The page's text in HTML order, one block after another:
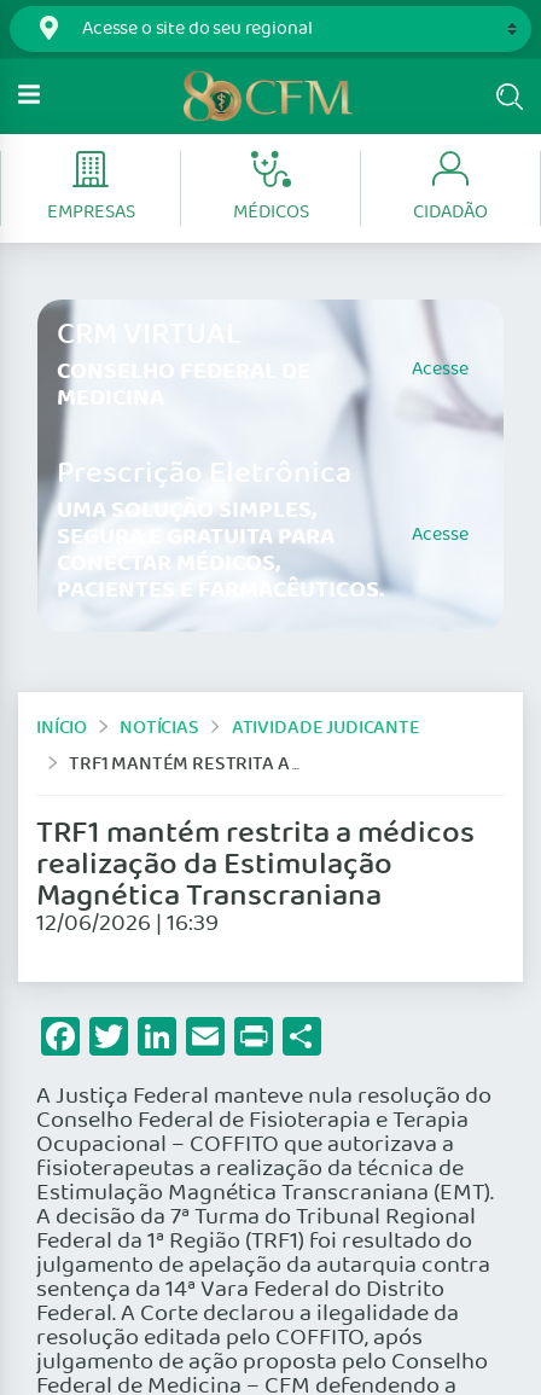
EMPRESAS MÉDICOS CIDADÃO
CRM VIRTUAL
CONSELHO FEDERAL DE
MEDICINA
Acesse
Prescrição Eletrônica
UMA SOLUÇÃO SIMPLES,
SEGURA E GRATUITA PARA
CONECTAR MÉDICOS,
PACIENTES E FARMACÊUTICOS.
Acesse
INÍCIO NOTÍCIAS
ATIVIDADE JUDICANTE
TRF1 MANTÉM RESTRITA A MÉDICOS REALIZAÇÃO DA ESTIMULAÇÃO MAGNÉTICA TRANSCRANIANA
TRF1 mantém restrita a médicos
realização da Estimulação
Magnética Transcraniana
12/06/2026 | 16:39
Facebook
Twitter
LinkedIn
Email
Print
A Justiça Federal manteve nula resolução do
Conselho Federal de Fisioterapia e Terapia
Ocupacional – COFFITO que autorizava a
fisioterapeutas a realização da técnica de
Estimulação Magnética Transcraniana (EMT).
A decisão da 7ª Turma do Tribunal Regional
Federal da 1ª Região (TRF1) foi resultado do
julgamento de apelação da autarquia contra
sentença da 14ª Vara Federal do Distrito
Federal. A Corte declarou a ilegalidade da
resolução editada pelo COFFITO, após
julgamento de ação proposta pelo Conselho
Federal de Medicina – CFM defendendo a